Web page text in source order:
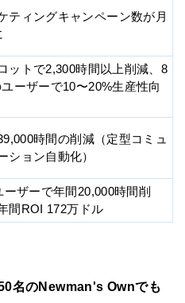
ティングキャンペーン数が月
ットで2,300時間以上削減、8
ーザーで10〜20%生産性向
時間の削減（定型コミュ
ション自動化）
ーザーで年間20,000時間削
間ROI 172万ドル
名のNewman's Ownでも